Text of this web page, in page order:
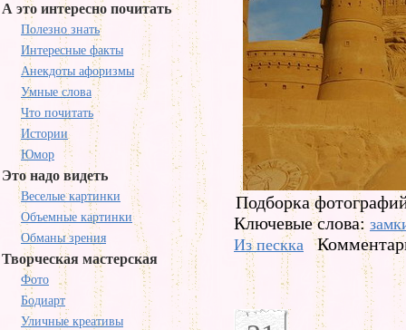
А это интересно почитать
Полезно знать
Интересные факты
Анекдоты афоризмы
Умные слова
Что почитать
Истории
Юмор
Это надо видеть
Веселые картинки
Объемные картинки
Обманы зрения
Творческая мастерская
Фото
Бодиарт
Уличные креативы
Подборка
Ключевые слова:
Из пескка